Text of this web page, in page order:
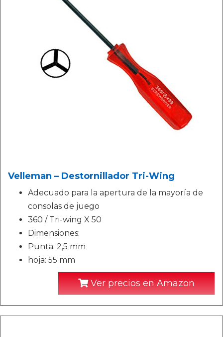
Velleman – Destornillador Tri-Wing
Adecuado para la apertura de la mayoría de
consolas de juego
360 / Tri-wing X 50
Dimensiones:
Punta: 2,5 mm
hoja: 55 mm
Ver precios en Amazon